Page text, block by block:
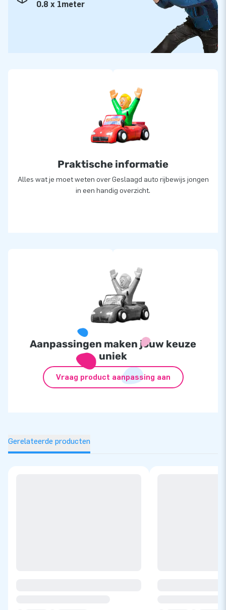
0.8 x 1meter
Praktische informatie
Alles wat je moet weten over Geslaagd auto rijbewijs jongen
in een handig overzicht.
Aanpassingen maken jouw keuze
uniek
Vraag product aanpassing aan
Gerelateerde producten